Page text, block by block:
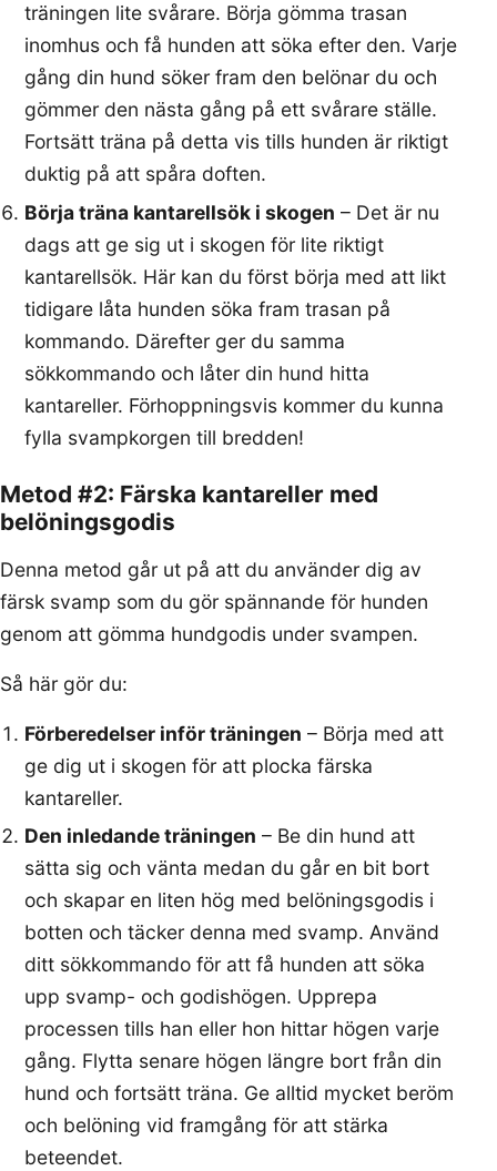
träningen lite svårare. Börja gömma trasan
inomhus och få hunden att söka efter den. Varje
gång din hund söker fram den belönar du och
gömmer den nästa gång på ett svårare ställe.
Fortsätt träna på detta vis tills hunden är riktigt
duktig på att spåra doften.
Börja träna kantarellsök i skogen – Det är nu
dags att ge sig ut i skogen för lite riktigt
kantarellsök. Här kan du först börja med att likt
tidigare låta hunden söka fram trasan på
kommando. Därefter ger du samma
sökkommando och låter din hund hitta
kantareller. Förhoppningsvis kommer du kunna
fylla svampkorgen till bredden!
Metod #2: Färska kantareller med
belöningsgodis
Denna metod går ut på att du använder dig av
färsk svamp som du gör spännande för hunden
genom att gömma hundgodis under svampen.
Så här gör du:
Förberedelser inför träningen – Börja med att
ge dig ut i skogen för att plocka färska
kantareller.
Den inledande träningen – Be din hund att
sätta sig och vänta medan du går en bit bort
och skapar en liten hög med belöningsgodis i
botten och täcker denna med svamp. Använd
ditt sökkommando för att få hunden att söka
upp svamp- och godishögen. Upprepa
processen tills han eller hon hittar högen varje
gång. Flytta senare högen längre bort från din
hund och fortsätt träna. Ge alltid mycket beröm
och belöning vid framgång för att stärka
beteendet.